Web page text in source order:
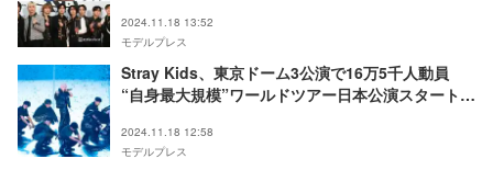
2024.11.18 13:52
モデルプレス
Stray Kids、東京ドーム3公演で16万5千人動員
“自身最大規模”ワールドツアー日本公演スタート
2024.11.18 12:58
モデルプレス